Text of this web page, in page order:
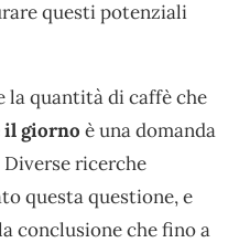
questi potenziali
la quantità di caffè che
il giorno è una domanda
ricerche
questa questione, e
conclusione che fino a